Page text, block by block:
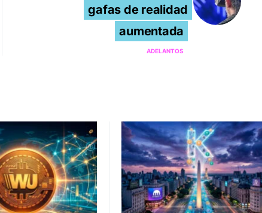
gafas de realidad
aumentada
ADELANTOS